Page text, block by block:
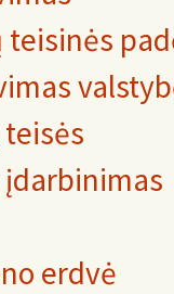
teisinės
erdvė